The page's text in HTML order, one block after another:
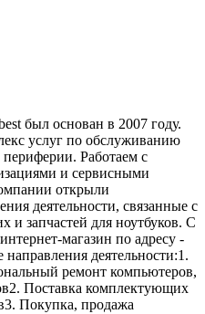
был основан в 2007 году.
услуг по обслуживанию
Работаем с
и сервисными
открыли
деятельности, связанные с
и запчастей для ноутбуков. С
магазин по адресу -
деятельности:1.
ремонт компьютеров,
Поставка комплектующих
Покупка, продажа